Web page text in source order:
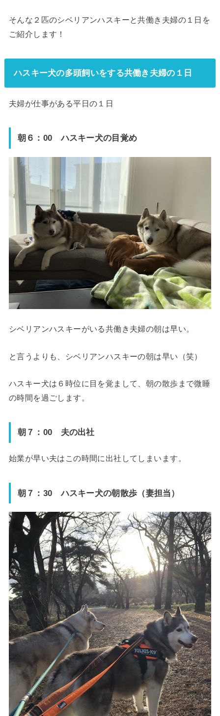
そんな２匹のシベリアンハスキーと共働き夫婦の１日を
ご紹介します！
ハスキー犬の多頭飼いをする共働き夫婦の１日
夫婦が仕事がある平日の１日
朝６：00 ハスキー犬の目覚め
シベリアンハスキーがいる共働き夫婦の朝は早い。
と言うよりも、シベリアンハスキーの朝は早い（笑）
ハスキー犬は６時位に目を覚まして、朝の散歩まで微睡
の時間を過ごします。
朝７：00 夫の出社
始業が早い夫はこの時間に出社してしまいます。
朝７：30 ハスキー犬の朝散歩（妻担当）